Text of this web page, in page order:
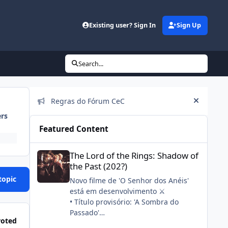
Existing user? Sign In Sign Up
Search...
Announcements
Regras do Fórum CeC
Hide
Featured Content
The Lord of the Rings: Shadow of the Past (202?)
The Lord of the Rings: Shadow of
the Past (202?)
Novo filme de 'O Senhor dos Anéis'
está em desenvolvimento ⚔️
• Título provisório: 'A Sombra do
Passado'